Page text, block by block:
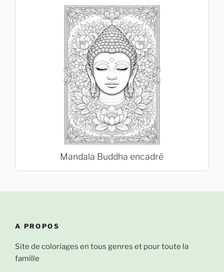
Mandala Buddha encadré
A PROPOS
Site de coloriages en tous genres et pour toute la
famille